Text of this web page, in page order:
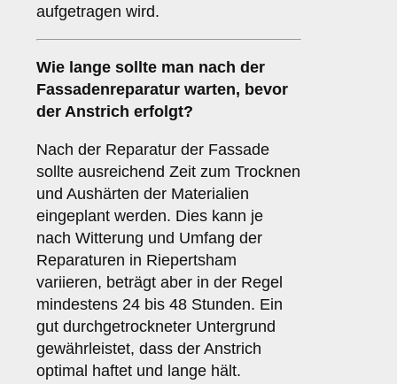
aufgetragen wird.
Wie lange sollte man nach der
Fassadenreparatur warten, bevor
der Anstrich erfolgt?
Nach der Reparatur der Fassade
sollte ausreichend Zeit zum Trocknen
und Aushärten der Materialien
eingeplant werden. Dies kann je
nach Witterung und Umfang der
Reparaturen in Riepertsham
variieren, beträgt aber in der Regel
mindestens 24 bis 48 Stunden. Ein
gut durchgetrockneter Untergrund
gewährleistet, dass der Anstrich
optimal haftet und lange hält.